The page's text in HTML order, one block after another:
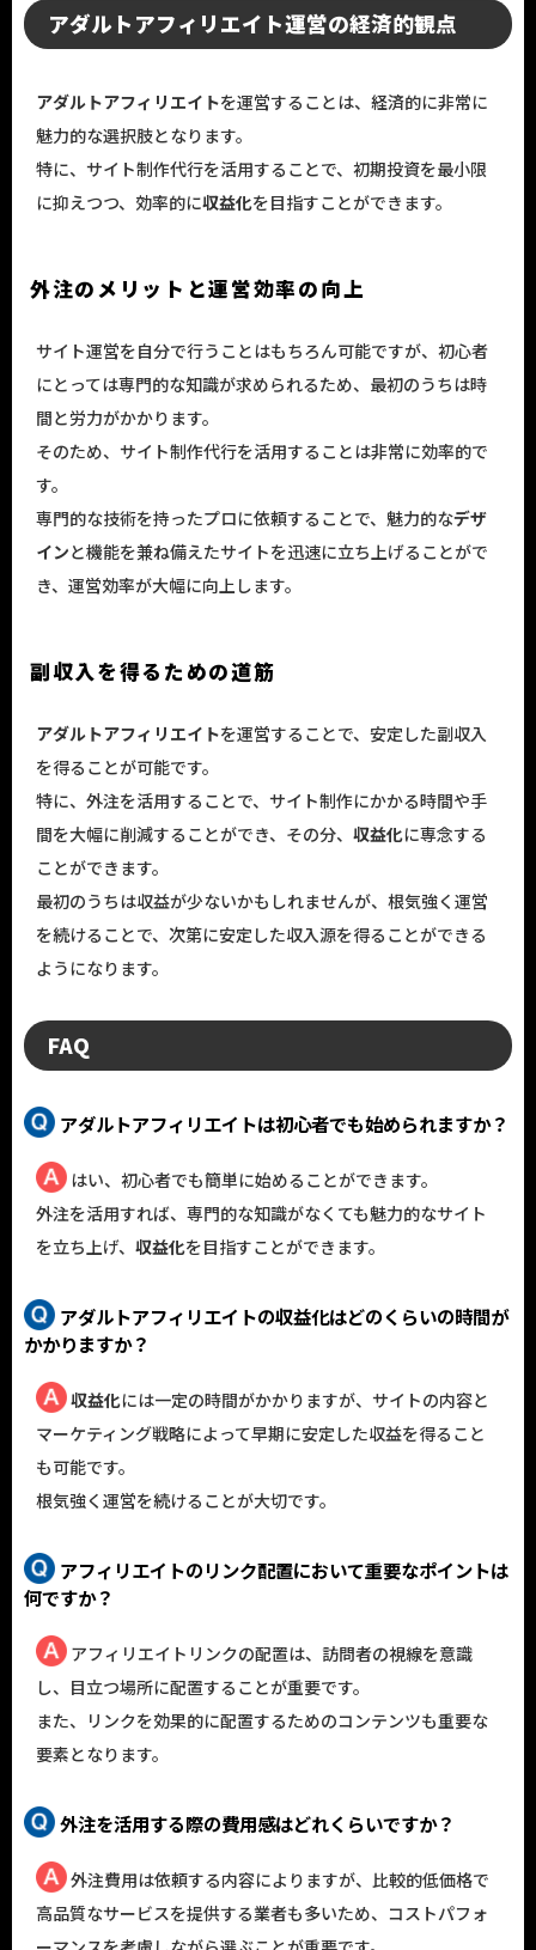
アダルトアフィリエイト運営の経済的観点
アダルトアフィリエイトを運営することは、経済的に非常に
魅力的な選択肢となります。
特に、サイト制作代行を活用することで、初期投資を最小限
に抑えつつ、効率的に収益化を目指すことができます。
外注のメリットと運営効率の向上
サイト運営を自分で行うことはもちろん可能ですが、初心者
にとっては専門的な知識が求められるため、最初のうちは時
間と労力がかかります。
そのため、サイト制作代行を活用することは非常に効率的で
す。
専門的な技術を持ったプロに依頼することで、魅力的なデザ
インと機能を兼ね備えたサイトを迅速に立ち上げることがで
き、運営効率が大幅に向上します。
副収入を得るための道筋
アダルトアフィリエイトを運営することで、安定した副収入
を得ることが可能です。
特に、外注を活用することで、サイト制作にかかる時間や手
間を大幅に削減することができ、その分、 収益化に専念する
ことができます。
最初のうちは収益が少ないかもしれませんが、根気強く運営
を続けることで、次第に安定した収入源を得ることができる
ようになります。
FAQ
アダルトアフィリエイトは初心者でも始められますか？
はい、初心者でも簡単に始めることができます。
外注を活用すれば、専門的な知識がなくても魅力的なサイト
を立ち上げ、 収益化を目指すことができます。
アダルトアフィリエイトの収益化はどのくらいの時間が
かかりますか？
収益化には一定の時間がかかりますが、サイトの内容と
マーケティング戦略によって早期に安定した収益を得ること
も可能です。
根気強く運営を続けることが大切です。
アフィリエイトのリンク配置において重要なポイントは
何ですか？
アフィリエイトリンクの配置は、訪問者の視線を意識
し、目立つ場所に配置することが重要です。
また、リンクを効果的に配置するためのコンテンツも重要な
要素となります。
外注を活用する際の費用感はどれくらいですか？
外注費用は依頼する内容によりますが、比較的低価格で
高品質なサービスを提供する業者も多いため、コストパフォ